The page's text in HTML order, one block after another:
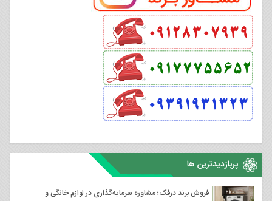
پربازدیدترین ها
فروش برند درفک؛ مشاوره سرمایه‌گذاری در لوازم خانگی و